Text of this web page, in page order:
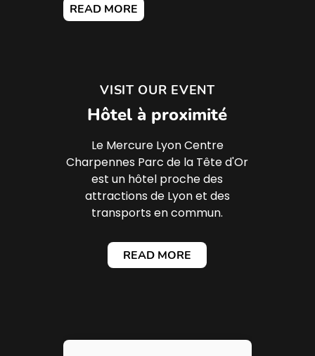
READ MORE
VISIT OUR EVENT
Hôtel à proximité
Le Mercure Lyon Centre
Charpennes Parc de la Tête d'Or
est un hôtel proche des
attractions de Lyon et des
transports en commun.
READ MORE